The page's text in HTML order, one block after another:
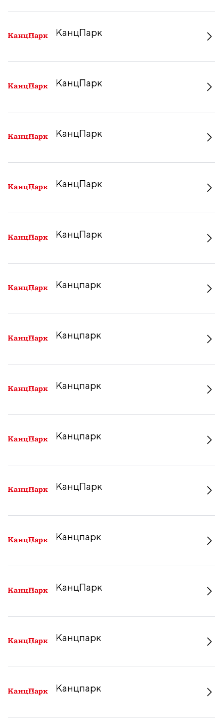
КанцПарк
КанцПарк
КанцПарк
КанцПарк
КанцПарк
Канцпарк
Канцпарк
Канцпарк
Канцпарк
КанцПарк
Канцпарк
КанцПарк
Канцпарк
Канцпарк